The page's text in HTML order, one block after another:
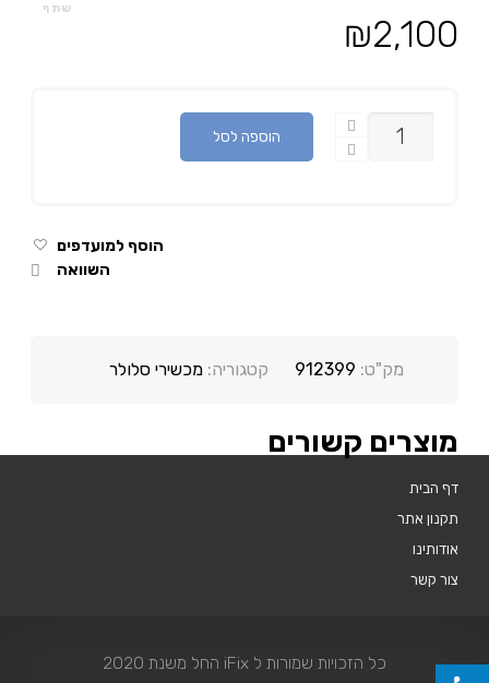
שתף
₪2,100
כמות
הוספה לסל
הוסף למועדפים
השוואה
מק"ט: 912399 קטגוריה:מכשירי סלולר
מוצרים קשורים
דף הבית
תקנון אתר
אודותינו
צור קשר
כל הזכויות שמורות ל iFix החל משנת 2020